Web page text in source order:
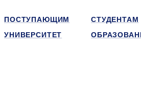
ПОСТУПАЮЩИМ
СТУДЕНТАМ
УНИВЕРСИТЕТ